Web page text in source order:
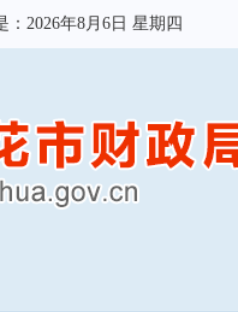
： 2026年8月6日 星期四